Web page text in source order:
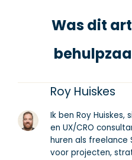
Was dit
Roy Huiskes
Ik ben Roy Huiskes,
en UX/CRO
huren als freelance
voor projecten,